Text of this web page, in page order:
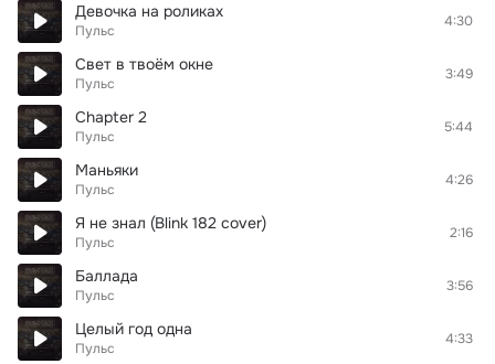
Девочка на роликах
Пульс
4:30
Свет в твоём окне
Пульс
3:49
Chapter 2
Пульс
5:44
Маньяки
Пульс
4:26
Я не знал (Blink 182 cover)
Пульс
2:16
Баллада
Пульс
3:56
Целый год одна
Пульс
4:33